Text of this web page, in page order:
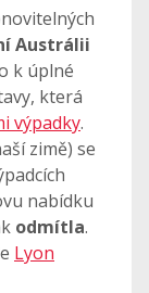
Austrálii
k úplné
která
výpadky.
zimě) se
nabídku
odmítla.
Lyon